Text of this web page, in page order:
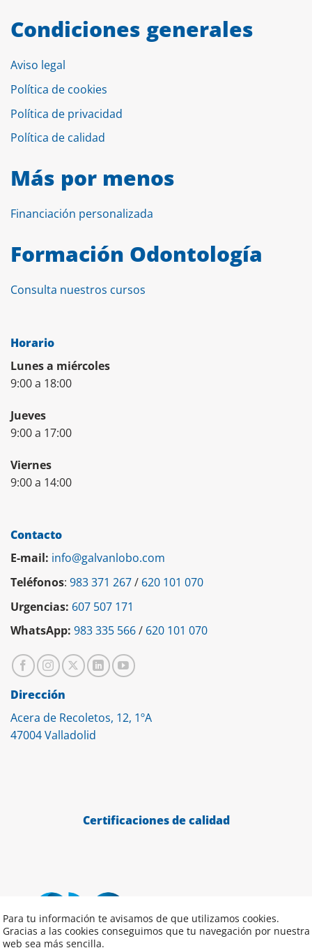
Condiciones generales
Aviso legal
Política de cookies
Política de privacidad
Política de calidad
Más por menos
Financiación personalizada
Formación Odontología
Consulta nuestros cursos
Horario
Lunes a miércoles
9:00 a 18:00
Jueves
9:00 a 17:00
Viernes
9:00 a 14:00
Contacto
E-mail: info@galvanlobo.com
Teléfonos: 983 371 267/ 620 101 070
Urgencias: 607 507 171
WhatsApp: 983 335 566/ 620 101 070
Dirección
Acera de Recoletos, 12, 1ºA
47004 Valladolid
Certificaciones de calidad
Para tu información te avisamos de que utilizamos cookies.
Gracias a las cookies conseguimos que tu navegación por nuestra
web sea más sencilla.